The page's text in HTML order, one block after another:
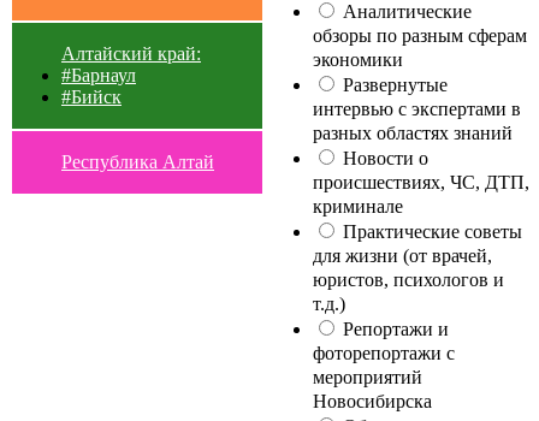
Алтайский край:
#Барнаул
#Бийск
Республика Алтай
Аналитические
обзоры по разным сферам
экономики
Развернутые
интервью с экспертами в
разных областях знаний
Новости о
происшествиях, ЧС, ДТП,
криминале
Практические советы
для жизни (от врачей,
юристов, психологов и
т.д.)
Репортажи и
фоторепортажи с
мероприятий
Новосибирска